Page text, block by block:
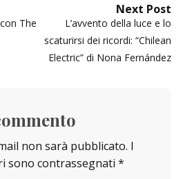
The
Next Post
Next
post:
L’avvento della luce e lo
scaturirsi dei ricordi: “Chilean
Electric” di Nona Fernández
non sarà pubblicato. I
sono contrassegnati *